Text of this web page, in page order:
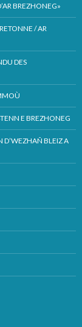
BREZHONEG»
/ AR
DES
E BREZHONEG
D’WEZHAÑ BLEIZ A